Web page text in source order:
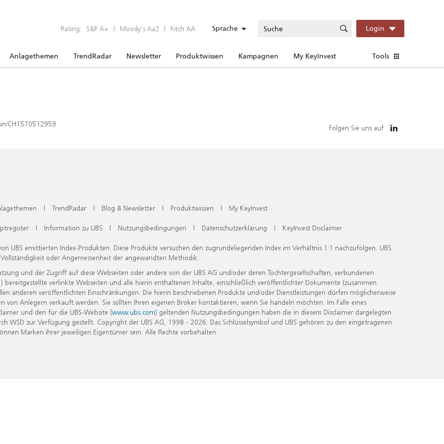
Rating: S&P A+ | Moody’s Aa2 | Fitch AA Sprache Login
Anlagethemen TrendRadar Newsletter Produktwissen Kampagnen My KeyInvest Tools
CH1570512959 Folgen Sie uns auf
| TrendRadar | Blog & Newsletter | Produktwissen | My KeyInvest
| Information zu UBS | Nutzungsbedingungen | Datenschutzerklärung | KeyInvest Disclaimer
UBS emittierten Index-Produkten. Diese Produkte versuchen den zugrundeliegenden Index im Verhältnis 1:1 nachzufolgen. UBS
oder Angemessenheit der angewandten Methodik.
und der Zugriff auf diese Webseiten oder andere von der UBS AG und/oder deren Tochtergesellschaften, verbundenen
verlinkte Webseiten und alle hierin enthaltenen Inhalte, einschließlich veröffentlichter Dokumente (zusammen
anderen veröffentlichten Einschränkungen. Die hierin beschriebenen Produkte und/oder Dienstleistungen dürfen möglicherweise
Anlegern verkauft werden. Sie sollten Ihren eigenen Broker kontaktieren, wenn Sie handeln möchten. Im Falle eines
und den für die UBS-Website (www.ubs.com) geltenden Nutzungsbedingungen haben die in diesem Disclaimer dargelegten
zur Verfügung gestellt. Copyright der UBS AG, 1998 - 2026. Das Schlüsselsymbol und UBS gehören zu den eingetragenen
Marken ihrer jeweiligen Eigentümer sein. Alle Rechte vorbehalten.